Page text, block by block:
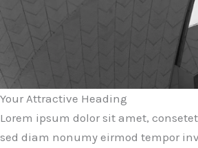
Your Attractive Heading
Lorem ipsum dolor sit amet,
sed diam nonumy eirmod tempor